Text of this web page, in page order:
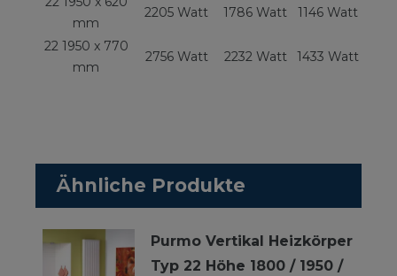
mm
2205 Watt 1786 Watt 1146 Watt
22 1950 x 770
mm
2756 Watt 2232 Watt 1433 Watt
Ähnliche Produkte
Purmo Vertikal Heizkörper
Typ 22 Höhe 1800 / 1950 /